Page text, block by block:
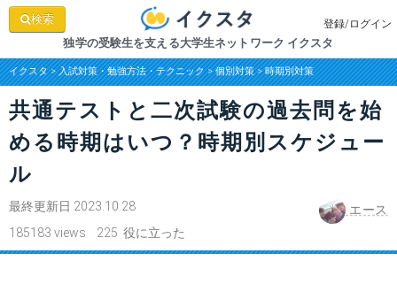
検索 登録/ログイン
独学の受験生を支える大学生ネットワーク イクスタ
イクスタ>入試対策・勉強方法・テクニック>個別対策>時期別対策
共通テストと二次試験の過去問を始
める時期はいつ？時期別スケジュー
ル
最終更新日 2023.10.28
エース
185183 views 225 役に立った